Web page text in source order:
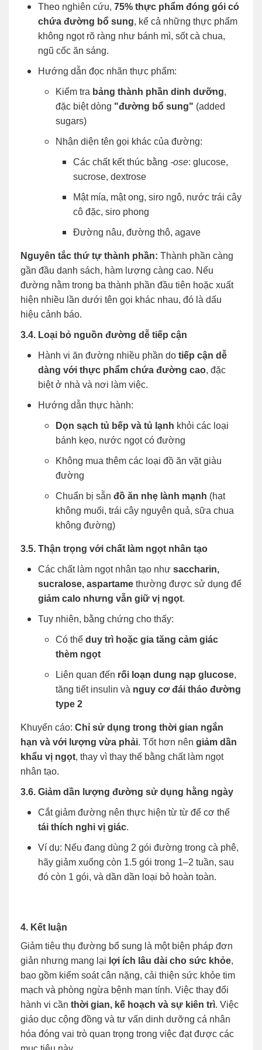
Theo nghiên cứu, 75% thực phẩm đóng gói có
chứa đường bổ sung, kể cả những thực phẩm
không ngọt rõ ràng như bánh mì, sốt cà chua,
ngũ cốc ăn sáng.
Hướng dẫn đọc nhãn thực phẩm:
Kiểm tra bảng thành phần dinh dưỡng,
đặc biệt dòng "đường bổ sung" (added
sugars)
Nhận diện tên gọi khác của đường:
Các chất kết thúc bằng -ose: glucose,
sucrose, dextrose
Mật mía, mật ong, siro ngô, nước trái cây
cô đặc, siro phong
Đường nâu, đường thô, agave
Nguyên tắc thứ tự thành phần: Thành phần càng
gần đầu danh sách, hàm lượng càng cao. Nếu
đường nằm trong ba thành phần đầu tiên hoặc xuất
hiện nhiều lần dưới tên gọi khác nhau, đó là dấu
hiệu cảnh báo.
3.4. Loại bỏ nguồn đường dễ tiếp cận
Hành vi ăn đường nhiều phần do tiếp cận dễ
dàng với thực phẩm chứa đường cao, đặc
biệt ở nhà và nơi làm việc.
Hướng dẫn thực hành:
Dọn sạch tủ bếp và tủ lạnh khỏi các loại
bánh kẹo, nước ngọt có đường
Không mua thêm các loại đồ ăn vặt giàu
đường
Chuẩn bị sẵn đồ ăn nhẹ lành mạnh (hạt
không muối, trái cây nguyên quả, sữa chua
không đường)
3.5. Thận trọng với chất làm ngọt nhân tạo
Các chất làm ngọt nhân tạo như saccharin,
sucralose, aspartame thường được sử dụng để
giảm calo nhưng vẫn giữ vị ngọt.
Tuy nhiên, bằng chứng cho thấy:
Có thể duy trì hoặc gia tăng cảm giác
thèm ngọt
Liên quan đến rối loạn dung nạp glucose,
tăng tiết insulin và nguy cơ đái tháo đường
type 2
Khuyến cáo: Chỉ sử dụng trong thời gian ngắn
hạn và với lượng vừa phải. Tốt hơn nên giảm dần
khẩu vị ngọt, thay vì thay thế bằng chất làm ngọt
nhân tạo.
3.6. Giảm dần lượng đường sử dụng hằng ngày
Cắt giảm đường nên thực hiện từ từ để cơ thể
tái thích nghi vị giác.
Ví dụ: Nếu đang dùng 2 gói đường trong cà phê,
hãy giảm xuống còn 1.5 gói trong 1–2 tuần, sau
đó còn 1 gói, và dần dần loại bỏ hoàn toàn.
4. Kết luận
Giảm tiêu thụ đường bổ sung là một biện pháp đơn
giản nhưng mang lại lợi ích lâu dài cho sức khỏe,
bao gồm kiểm soát cân nặng, cải thiện sức khỏe tim
mạch và phòng ngừa bệnh mạn tính. Việc thay đổi
hành vi cần thời gian, kế hoạch và sự kiên trì. Việc
giáo dục cộng đồng và tư vấn dinh dưỡng cá nhân
hóa đóng vai trò quan trọng trong việc đạt được các